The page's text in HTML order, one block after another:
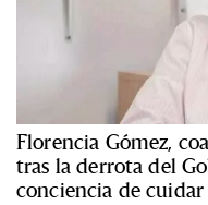
Florencia Gómez,
tras la derrota del
conciencia de